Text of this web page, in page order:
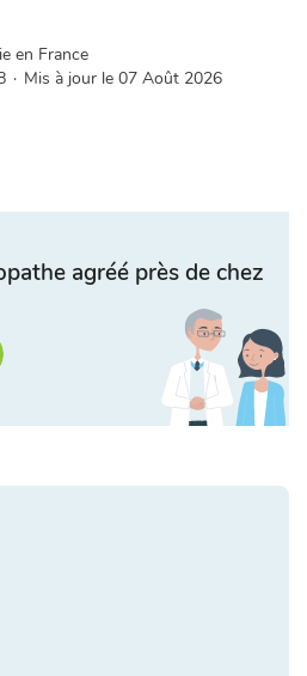
en France
· Mis à jour le 07 Août 2026
agréé près de chez